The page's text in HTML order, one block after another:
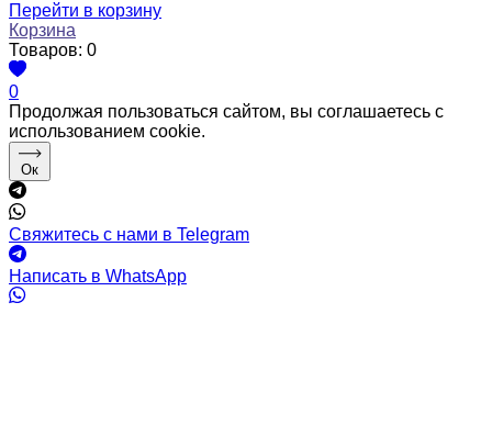
Перейти в корзину
Корзина
Товаров: 0
0
Продолжая пользоваться сайтом, вы соглашаетесь с
использованием cookie.
Ок
Свяжитесь с нами в Telegram
Написать в WhatsApp